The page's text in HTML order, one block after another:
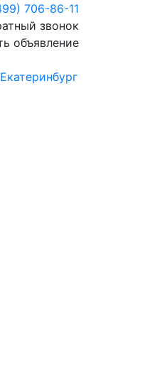
706-86-11
звонок
объявление
Екатеринбург